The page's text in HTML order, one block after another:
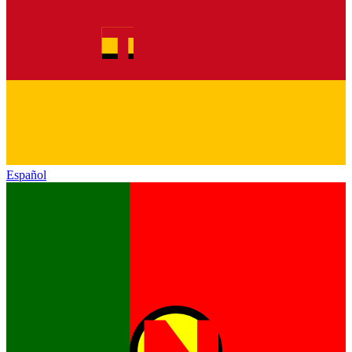
Español